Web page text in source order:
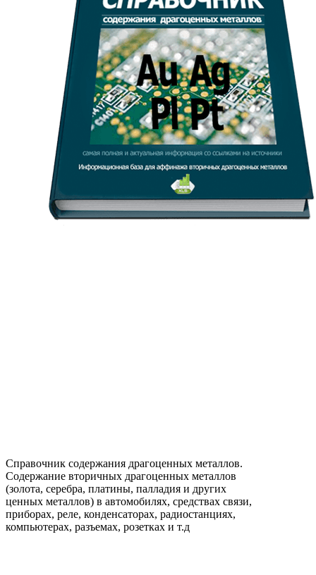
Справочник содержания драгоценных металлов.
Содержание вторичных драгоценных металлов
(золота, серебра, платины, палладия и других
ценных металлов) в автомобилях, средствах связи,
приборах, реле, конденсаторах, радиостанциях,
компьютерах, разъемах, розетках и т.д